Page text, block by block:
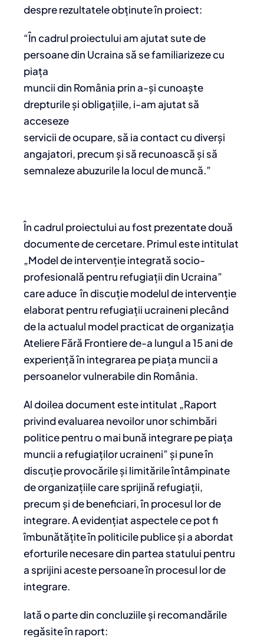
despre rezultatele obținute în proiect:
“În cadrul proiectului am ajutat sute de
persoane din Ucraina să se familiarizeze cu
piața
muncii din România prin a-și cunoaște
drepturile și obligațiile, i-am ajutat să
acceseze
servicii de ocupare, să ia contact cu diverși
angajatori, precum și să recunoască și să
semnaleze abuzurile la locul de muncă.”
În cadrul proiectului au fost prezentate două
documente de cercetare. Primul este intitulat
„Model de intervenție integrată socio-
profesională pentru refugiații din Ucraina”
care aduce în discuție modelul de intervenție
elaborat pentru refugiații ucraineni plecând
de la actualul model practicat de organizația
Ateliere Fără Frontiere de-a lungul a 15 ani de
experiență în integrarea pe piața muncii a
persoanelor vulnerabile din România.
Al doilea document este intitulat „Raport
privind evaluarea nevoilor unor schimbări
politice pentru o mai bună integrare pe piața
muncii a refugiaților ucraineni” și pune în
discuție provocările și limitările întâmpinate
de organizațiile care sprijină refugiații,
precum și de beneficiari, în procesul lor de
integrare. A evidențiat aspectele ce pot fi
îmbunătățite în politicile publice și a abordat
eforturile necesare din partea statului pentru
a sprijini aceste persoane în procesul lor de
integrare.
Iată o parte din concluziile și recomandările
regăsite în raport: